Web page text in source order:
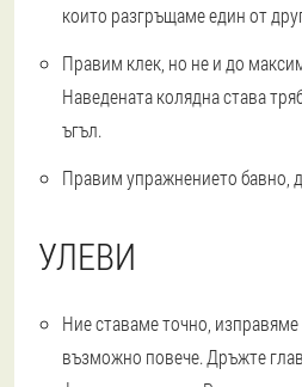
които разгръщаме един от
Правим клек, но не и до
Наведената колядна става
ъгъл.
Правим упражнението бавно,
УЛЕВИ
Ние ставаме точно,
възможно повече. Дръжте